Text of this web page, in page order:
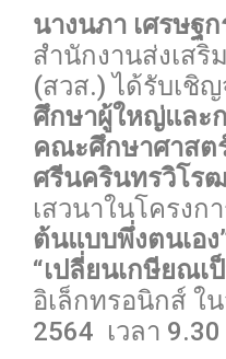
นางนภา เศรษฐก
สำนักงานส่งเสริ
(สวส.) ได้รับเชิญ
ศึกษาผู้ใหญ่และ
คณะศึกษาศาสต
ศรีนครินทรวิโรฒ
เสวนาในโครงก
ต้นแบบพึ่งตนเอง
“เปลี่ยนเกษียณเ
อิเล็กทรอนิกส์ ใ
2564 เวลา 9.30